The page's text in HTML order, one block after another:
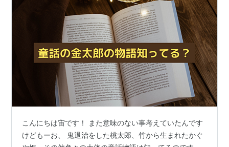
こんにちは宙です！ また意味のない事考えていたんです
けどもーお、 鬼退治をした桃太郎、竹から生まれたかぐ